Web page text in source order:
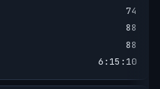
74
88
88
6:15:10